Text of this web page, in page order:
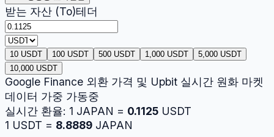
받는 자산 (To)테더
10 USDT 100 USDT 500 USDT 1,000 USDT
5,000 USDT
10,000 USDT
Google Finance 외환 가격 및 Upbit 실시간 원화 마켓
데이터 가중 가동중
실시간 환율: 1 JAPAN = 0.1125 USDT
1 USDT = 8.8889 JAPAN